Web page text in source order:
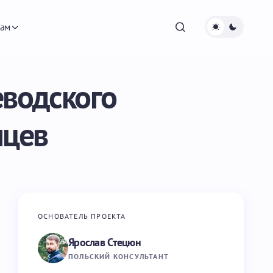
ОСНОВАТЕЛЬ ПРОЕКТА
Ярослав Стецюн
ПОЛЬСКИЙ КОНСУЛЬТАНТ